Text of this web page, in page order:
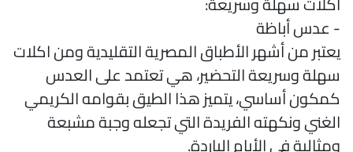
عدس أباظة
من أشهر الأطباق المصرية التقليدية ومن اكلات
وسريعة التحضير، هي تعتمد على العدس
أساسي، يتميز هذا الطيق بقوامه الكريمي
ونكهته الفريدة التي تجعله وجبة مشبعة
في الأيام الباردة.